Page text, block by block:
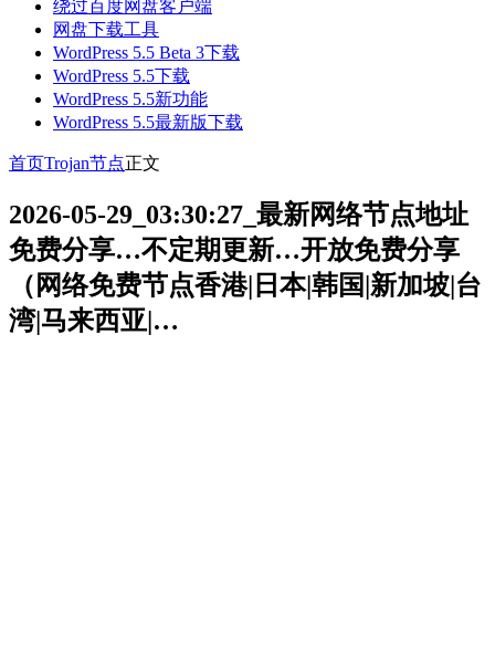
绕过百度网盘客户端
网盘下载工具
WordPress 5.5 Beta 3下载
WordPress 5.5下载
WordPress 5.5新功能
WordPress 5.5最新版下载
首页Trojan节点正文
2026-05-29_03:30:27_最新网络节点地址
免费分享…不定期更新…开放免费分享
（网络免费节点香港|日本|韩国|新加坡|台
湾|马来西亚|…